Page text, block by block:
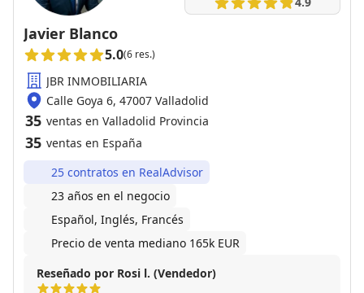
Javier Blanco
5.0(6 res.)
JBR INMOBILIARIA
Calle Goya 6, 47007 Valladolid
35 ventas en Valladolid Provincia
35 ventas en España
25 contratos en RealAdvisor
23 años en el negocio
Español, Inglés, Francés
Precio de venta mediano 165k EUR
Reseñado por Rosi l. (Vendedor)